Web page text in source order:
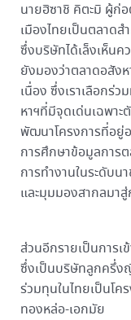
นายฮิซาชิ คิตะมิ ผู้ก่อ
เมืองไทยเป็นตลาด
ซึ่งบริษัทได้เล็งเห็น
ยังมองว่าตลาดอสัง
เนื่อง ซึ่งเราเลือกร่
หาฯที่มีจุดเด่นเฉพา
พัฒนาโครงการที่อยู่
การศึกษาข้อมูลการ
การทำงานในระดับ
และมุมมองสากลมา
ส่วนอีกรายเป็นการเ
ซึ่งเป็นบริษัทลูกครึ่งญี่
ร่วมทุนในไทยเป็นโค
ทองหล่อ-เอกมัย